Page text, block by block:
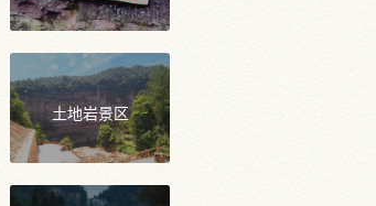
土地岩景区